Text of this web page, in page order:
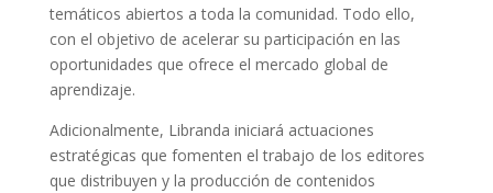
temáticos abiertos a toda la comunidad. Todo ello,
con el objetivo de acelerar su participación en las
oportunidades que ofrece el mercado global de
aprendizaje.
Adicionalmente, Libranda iniciará actuaciones
estratégicas que fomenten el trabajo de los editores
que distribuyen y la producción de contenidos